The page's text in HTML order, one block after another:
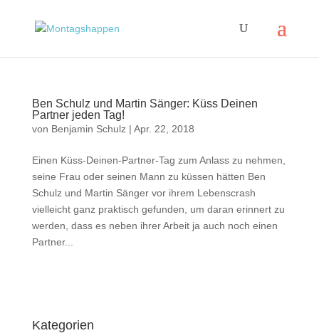
Ben Schulz und Martin Sänger: Küss Deinen
Partner jeden Tag!
von Benjamin Schulz| Apr. 22, 2018
Einen Küss-Deinen-Partner-Tag zum Anlass zu nehmen,
seine Frau oder seinen Mann zu küssen hätten Ben
Schulz und Martin Sänger vor ihrem Lebenscrash
vielleicht ganz praktisch gefunden, um daran erinnert zu
werden, dass es neben ihrer Arbeit ja auch noch einen
Partner...
Kategorien